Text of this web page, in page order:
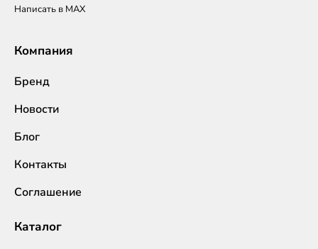
Написать в MAX
Компания
Бренд
Новости
Блог
Контакты
Соглашение
Каталог